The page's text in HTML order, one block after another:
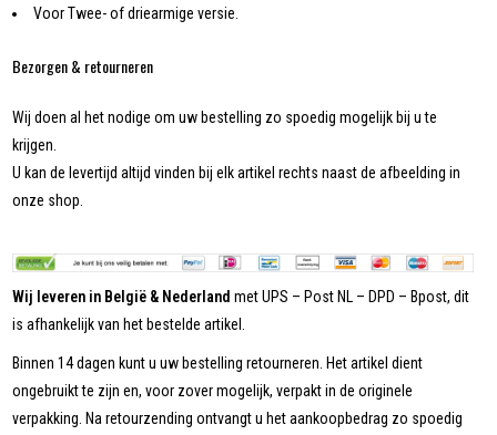
Voor Twee- of driearmige versie.
Bezorgen & retourneren
Wij doen al het nodige om uw bestelling zo spoedig mogelijk bij u te
krijgen.
U kan de levertijd altijd vinden bij elk artikel rechts naast de afbeelding in
onze shop.
Wij leveren in België & Nederland met UPS – Post NL – DPD – Bpost, dit
is afhankelijk van het bestelde artikel.
Binnen 14 dagen kunt u uw bestelling retourneren. Het artikel dient
ongebruikt te zijn en, voor zover mogelijk, verpakt in de originele
verpakking. Na retourzending ontvangt u het aankoopbedrag zo spoedig